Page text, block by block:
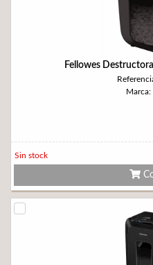
Fellowes
Marca:
Sin stock